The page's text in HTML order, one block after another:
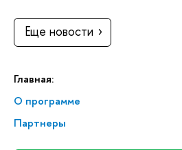
Главная:
О программе
Партнеры
Еще новости